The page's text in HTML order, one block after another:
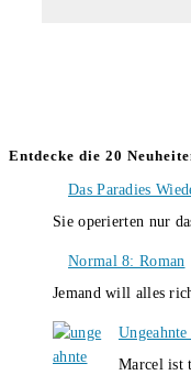
Entdecke die 20
Das Paradies
Sie operierten nur
Normal 8: Roman
Jemand will alles
Marcel ist